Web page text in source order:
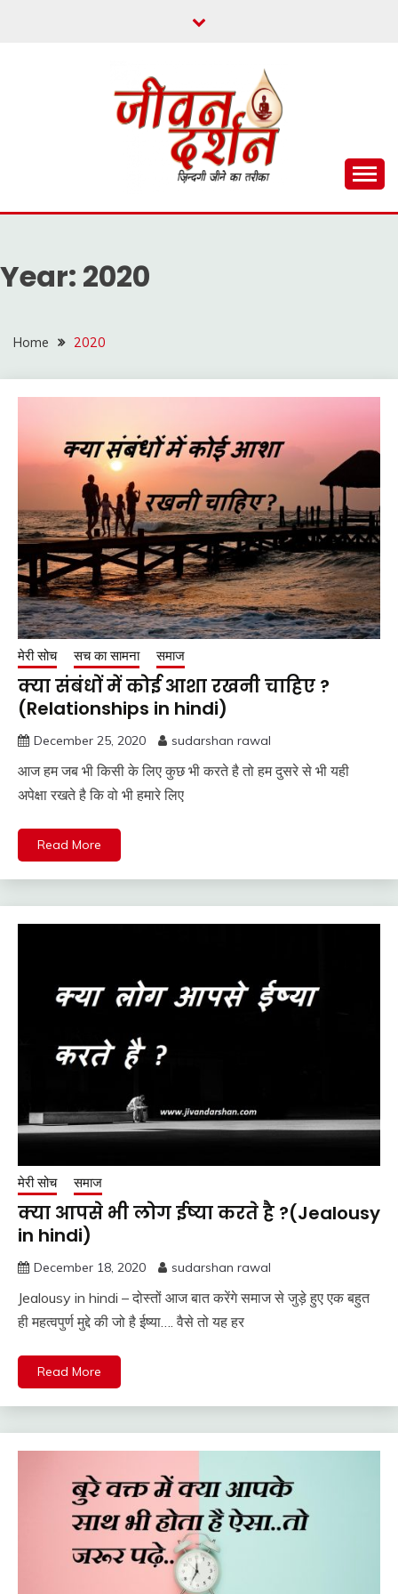
जीवन दर्शन
Year: 2020
Home 2020
मेरी सोच सच का सामना समाज
क्या संबंधों में कोई आशा रखनी चाहिए ?
(Relationships in hindi)
December 25, 2020 sudarshan rawal
आज हम जब भी किसी के लिए कुछ भी करते है तो हम दुसरे से भी यही
अपेक्षा रखते है कि वो भी हमारे लिए
Read More
मेरी सोच समाज
क्या आपसे भी लोग ईष्या करते है ?(Jealousy
in hindi)
December 18, 2020 sudarshan rawal
Jealousy in hindi – दोस्तों आज बात करेंगे समाज से जुड़े हुए एक बहुत
ही महत्वपुर्ण मुद्दे की जो है ईष्या…. वैसे तो यह हर
Read More